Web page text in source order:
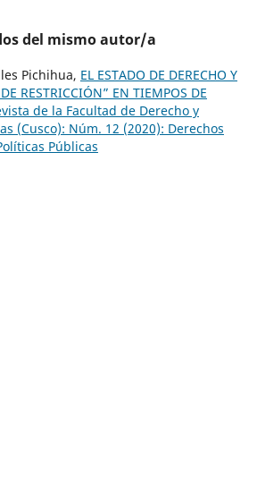
del mismo autor/a
Pichihua, EL ESTADO DE DERECHO Y
RESTRICCIÓN” EN TIEMPOS DE
de la Facultad de Derecho y
(Cusco): Núm. 12 (2020): Derechos
Públicas